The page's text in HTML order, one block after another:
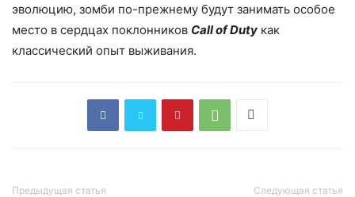
эволюцию, зомби по-прежнему будут занимать особое
место в сердцах поклонников Call of Duty как
классический опыт выживания.
Предыдущая статья Следующая статья